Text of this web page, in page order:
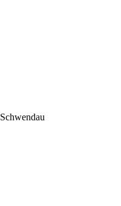
Schwendau